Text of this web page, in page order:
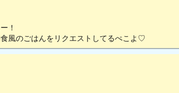
！
風のごはんをリクエストしてるぺこよ♡